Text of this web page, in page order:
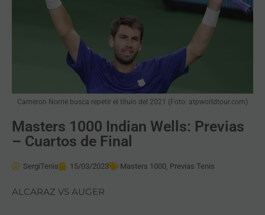
Cameron Norrie busca repetir el título del 2021 (Foto: atpworldtour.com)
Masters 1000 Indian Wells: Previas
– Cuartos de Final
SergiTenis 15/03/2023 Masters 1000, Previas Tenis
ALCARAZ VS AUGER